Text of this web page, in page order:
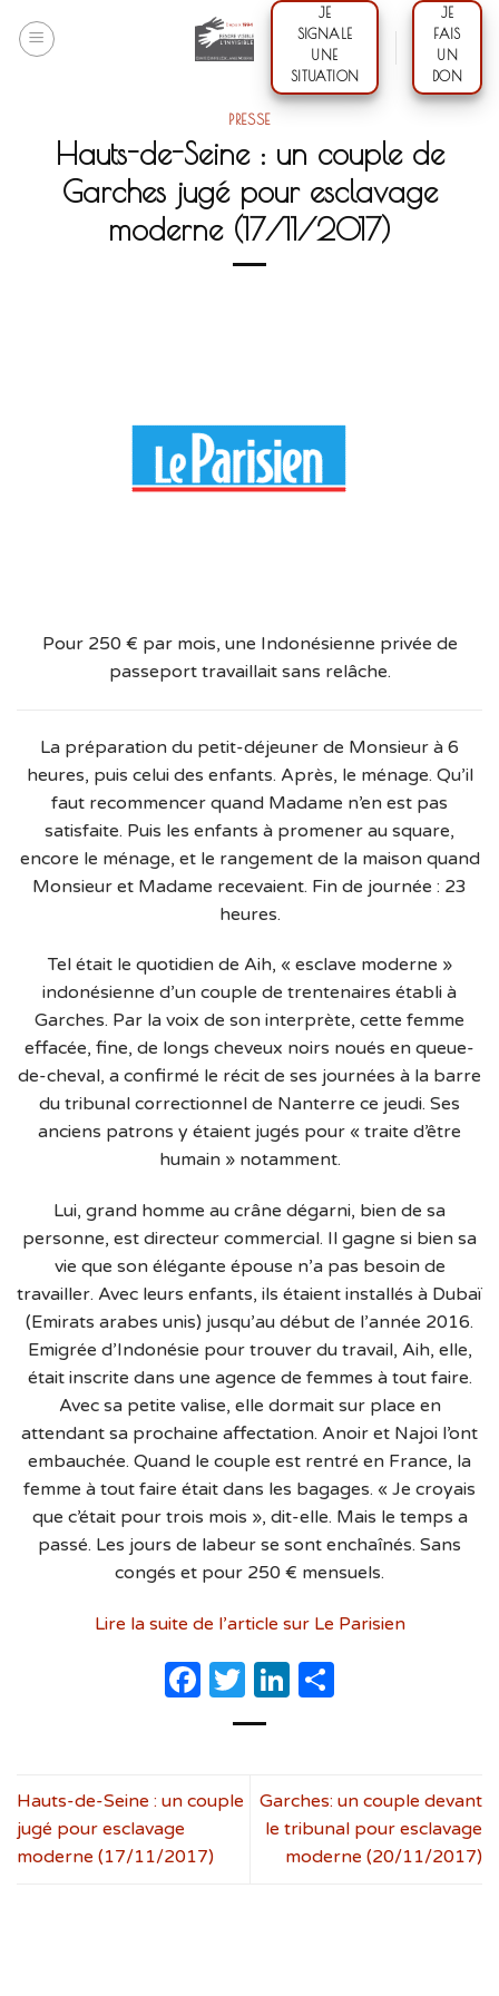
JE
SIGNALE
UNE
SITUATION
JE
FAIS
UN
DON
PRESSE
Hauts-de-Seine : un couple de
Garches jugé pour esclavage
moderne (17/11/2017)
Pour 250 € par mois, une Indonésienne privée de
passeport travaillait sans relâche.
La préparation du petit-déjeuner de Monsieur à 6
heures, puis celui des enfants. Après, le ménage. Qu’il
faut recommencer quand Madame n’en est pas
satisfaite. Puis les enfants à promener au square,
encore le ménage, et le rangement de la maison quand
Monsieur et Madame recevaient. Fin de journée : 23
heures.
Tel était le quotidien de Aih, « esclave moderne »
indonésienne d’un couple de trentenaires établi à
Garches. Par la voix de son interprète, cette femme
effacée, fine, de longs cheveux noirs noués en queue-
de-cheval, a confirmé le récit de ses journées à la barre
du tribunal correctionnel de Nanterre ce jeudi. Ses
anciens patrons y étaient jugés pour « traite d’être
humain » notamment.
Lui, grand homme au crâne dégarni, bien de sa
personne, est directeur commercial. Il gagne si bien sa
vie que son élégante épouse n’a pas besoin de
travailler. Avec leurs enfants, ils étaient installés à Dubaï
(Emirats arabes unis) jusqu’au début de l’année 2016.
Emigrée d’Indonésie pour trouver du travail, Aih, elle,
était inscrite dans une agence de femmes à tout faire.
Avec sa petite valise, elle dormait sur place en
attendant sa prochaine affectation. Anoir et Najoi l’ont
embauchée. Quand le couple est rentré en France, la
femme à tout faire était dans les bagages. « Je croyais
que c’était pour trois mois », dit-elle. Mais le temps a
passé. Les jours de labeur se sont enchaînés. Sans
congés et pour 250 € mensuels.
Lire la suite de l’article sur Le Parisien
Facebook
TwitterLinkedIn
Hauts-de-Seine : un couple
jugé pour esclavage
moderne (17/11/2017)
Garches: un couple devant
le tribunal pour esclavage
moderne (20/11/2017)